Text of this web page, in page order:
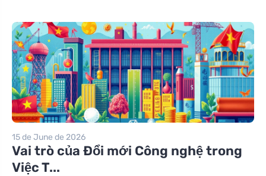
15 de June de 2026
Vai trò của Đổi mới Công nghệ trong
Việc T...